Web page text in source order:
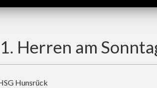
1. Herren am
Hunsrück